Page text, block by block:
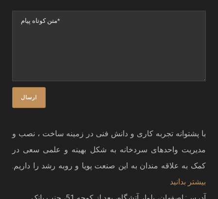
با پشتوانه تجربه کاری و دانش فنی در زمینه ساخت ، نصب و
مدیریت واحدهای سردخانه به شکل بهینه و علمی سعی در
کمک به علاقه مندان به این صنعت پویا و روبه رشد را داریم.
بیشتر بدانید